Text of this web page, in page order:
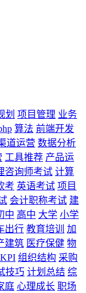
划 项目管理 业务
算法 前端开发
道运营 数据分析
工具推荐 产品运
咨询师考试 计算
考 英语考试 项目
会计职称考试 建
中 高中 大学 小学
出行 教育培训
加
建筑 医疗保健 物
组织结构 采购
技巧 计划总结 综
庭 心理成长 职场